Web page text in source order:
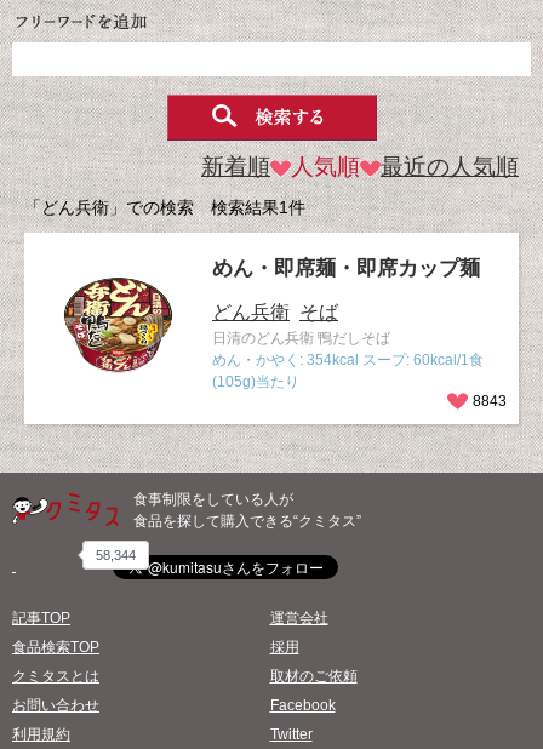
新着順 人気順 最近の人気順
「どん兵衛」での検索 検索結果1件
めん・即席麺・即席カップ麺
どん兵衛 そば
日清のどん兵衛 鴨だしそば
めん・かやく: 354kcal スープ: 60kcal/1食
(105g)当たり
8843
食事制限をしている人が
食品を探して購入できる“クミタス”
58,344
記事TOP
食品検索TOP
クミタスとは
お問い合わせ
利用規約
運営会社
採用
取材のご依頼
Facebook
Twitter